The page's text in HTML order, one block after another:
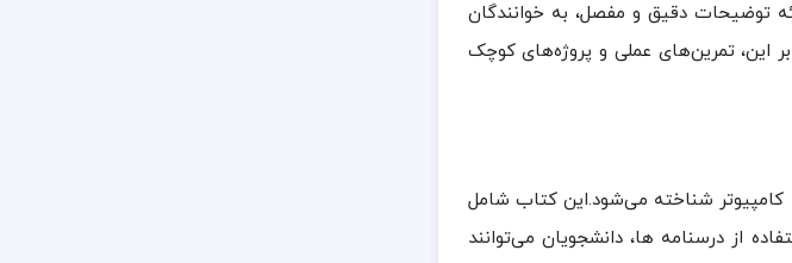
توضیحات دقیق و مفصل، به خوانندگان
این، تمرین‌های عملی و پروژه‌های کوچک
کامپیوتر شناخته می‌شود.این کتاب شامل
از درسنامه ها، دانشجویان می‌توانند